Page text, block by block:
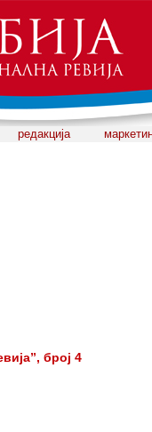
редакција
број 4